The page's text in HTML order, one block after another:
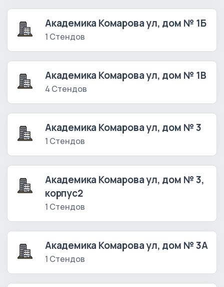
Академика Комарова ул, дом № 1Б
1 Стендов
Академика Комарова ул, дом № 1В
4 Стендов
Академика Комарова ул, дом № 3
1 Стендов
Академика Комарова ул, дом № 3,
корпус2
1 Стендов
Академика Комарова ул, дом № 3А
1 Стендов